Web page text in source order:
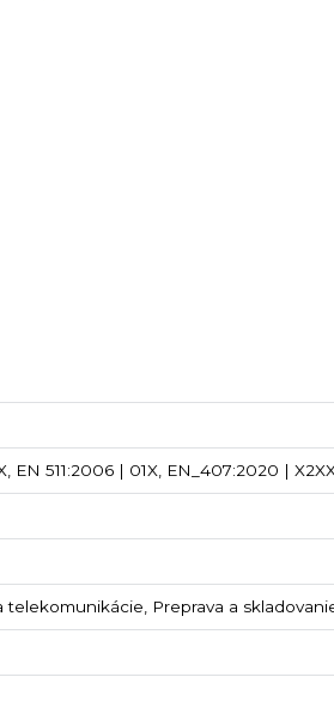
EN 511:2006 | 01X, EN_407:2020 |
Preprava a